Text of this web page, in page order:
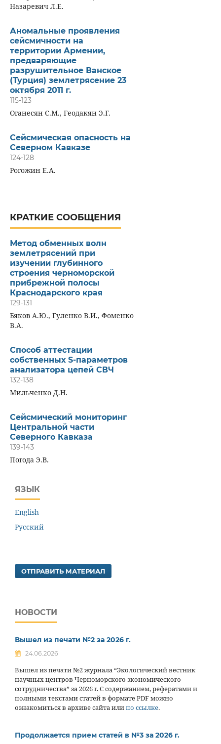
Назаревич Л.Е.
Аномальные проявления
сейсмичности на
территории Армении,
предваряющие
разрушительное Ванское
(Турция) землетрясение 23
октября 2011 г.
115-123
Оганесян С.М., Геодакян Э.Г.
Сейсмическая опасность на
Северном Кавказе
124-128
Рогожин Е.А.
КРАТКИЕ СООБЩЕНИЯ
Метод обменных волн
землетрясений при
изучении глубинного
строения черноморской
прибрежной полосы
Краснодарского края
129-131
Бяков А.Ю., Гуленко В.И., Фоменко
В.А.
Способ аттестации
собственных S-параметров
анализатора цепей СВЧ
132-138
Мильченко Д.Н.
Сейсмический мониторинг
Центральной части
Северного Кавказа
139-143
Погода Э.В.
ЯЗЫК
English
Русский
ОТПРАВИТЬ МАТЕРИАЛ
НОВОСТИ
Вышел из печати №2 за 2026 г.
24.06.2026
Вышел из печати №2 журнала “Экологический вестник
научных центров Черноморского экономического
сотрудничества” за 2026 г. С содержанием, рефератами и
полными текстами статей в формате PDF можно
ознакомиться в архиве сайта илипо ссылке.
Продолжается прием статей в №3 за 2026 г.